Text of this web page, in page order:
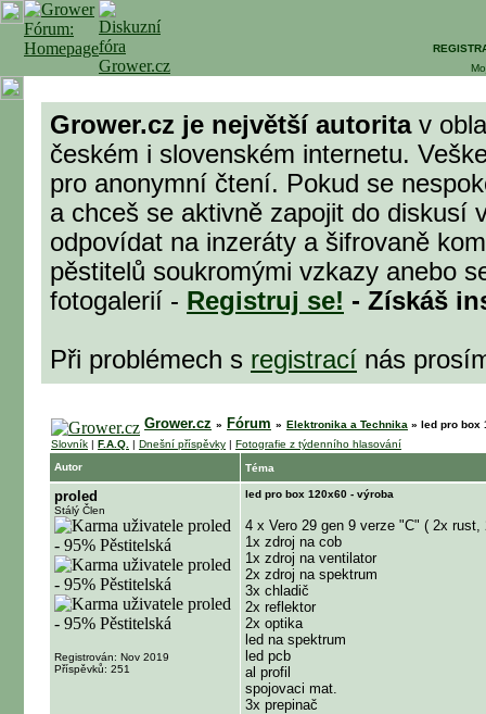
Grower.cz je největší autoritav
českém i slovenském internetu.
pro anonymní čtení. Pokud se
a chceš se aktivně zapojit do diskusí
odpovídat na inzeráty a šifrovaně
pěstitelů soukromými vzkazy anebo
fotogalerií - Registruj se! - Získáš
Při problémech s registrací nás
Grower.cz » Fórum » Elektronika a Technika » led pro box
Slovník | F.A.Q. | Dnešní příspěvky | Fotografie z týdenního hlasování
Autor
Téma
proled
Stálý Člen
Registrován: Nov 2019
Příspěvků: 251
led pro box 120x60 - výroba
4 x Vero 29 gen 9 verze "C" ( 2x rust,
1x zdroj na cob
1x zdroj na ventilator
2x zdroj na spektrum
3x chladič
2x reflektor
2x optika
led na spektrum
led pcb
al profil
spojovaci mat.
3x prepinač